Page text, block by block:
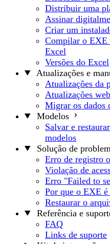
Distribuir uma
Assinar
Criar um
Compilar o EXE
Excel
Versões do Excel
Atualizações e
Atualizações da
Atualizações
Migrar os dados
Modelos
Salvar e
modelos
Solução de
Erro de registro
Violação de
Erro "Failed to
Por que o EXE é
Restaurar o
Referência e
FAQ
Links de suporte